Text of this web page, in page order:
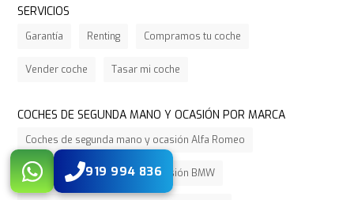
919 994 836
SERVICIOS
Garantía Renting Compramos tu coche
Vender coche Tasar mi coche
COCHES DE SEGUNDA MANO Y OCASIÓN POR MARCA
Coches de segunda mano y ocasión Alfa Romeo
Coches de segunda mano y ocasión BMW